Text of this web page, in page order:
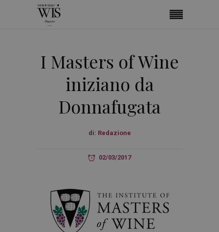
I Masters of Wine
iniziano da
Donnafugata
di: Redazione
02/03/2017